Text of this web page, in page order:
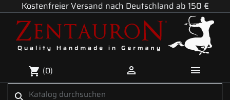
Kostenfreier Versand nach Deutschland ab 150 €
shopping_cart (0)  
search